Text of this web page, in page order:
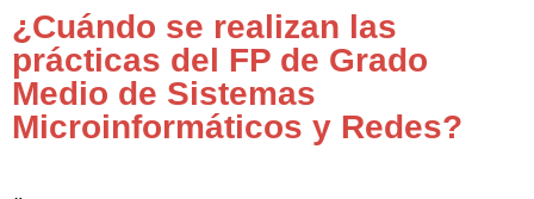
¿Cuándo se realizan las
prácticas del FP de Grado
Medio de Sistemas
Microinformáticos y Redes?